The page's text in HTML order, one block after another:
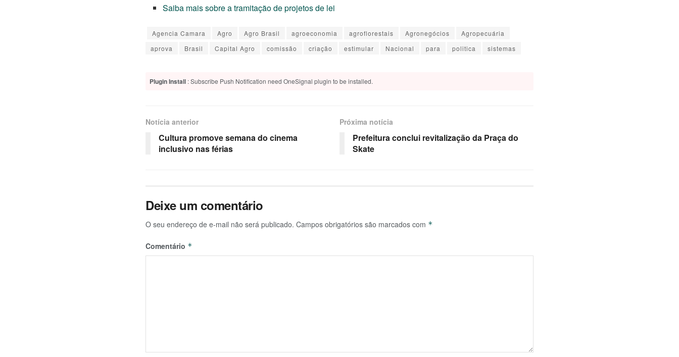
Saiba mais sobre a tramitação de projetos de lei
Agencia Camara Agro Agro Brasil agroeconomia agroflorestais Agronegócios
Agropecuária
aprova
Brasil Capital Agro comissão criação estimular Nacional para politica sistemas
Plugin Install : Subscribe Push Notification need OneSignal plugin to be installed.
Notícia anterior
Cultura promove semana do cinema
inclusivo nas férias
Próxima notícia
Prefeitura conclui revitalização da Praça do
Skate
Deixe um comentário
O seu endereço de e-mail não será publicado. Campos obrigatórios são marcados com *
Comentário *